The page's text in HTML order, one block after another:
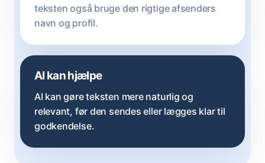
teksten også bruge den rigtige afsenders
navn og profil.
AI kan hjælpe
AI kan gøre teksten mere naturlig og
relevant, før den sendes eller lægges klar til
godkendelse.